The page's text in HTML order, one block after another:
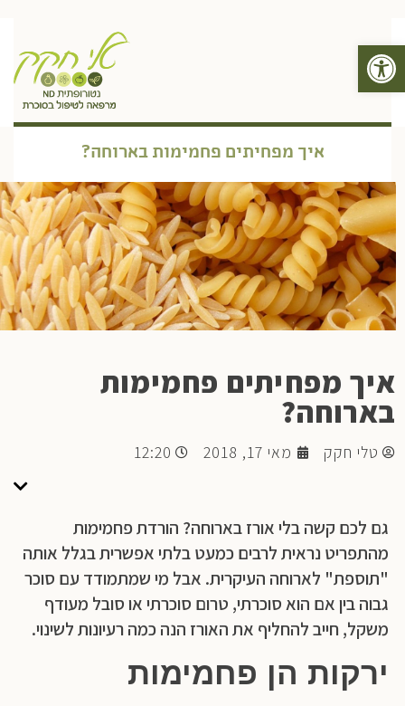
פתח סרגל נגישות
תפריט
איך מפחיתים פחמימות בארוחה?
איך מפחיתים פחמימות
בארוחה?
טלי חקק מאי 17, 2018 12:20
גם לכם קשה בלי אורז בארוחה? הורדת פחמימות
מהתפריט נראית לרבים כמעט בלתי אפשרית בגלל אותה
"תוספת" לארוחה העיקרית. אבל מי שמתמודד עם סוכר
גבוה בין אם הוא סוכרתי, טרום סוכרתי או סובל מעודף
משקל, חייב להחליף את האורז הנה כמה רעיונות לשינוי.
ירקות הן פחמימות